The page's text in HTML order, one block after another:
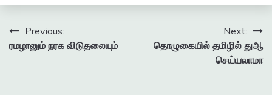
Post
navigation
Previous:
ரமழானும் நரக விடுதலையும்
Next:
தொழுகையில் தமிழில் துஆ
செய்யலாமா